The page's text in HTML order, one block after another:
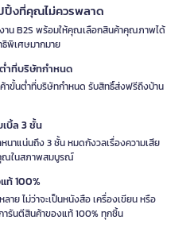
ปิ้งที่คุณไม่ควรพลาด
าน B2S พร้อมให้คุณเลือกสินค้าคุณภาพได้
พิเศษมากมาย
ำที่บริษัทกำหนด
ขั้นต่ำที่บริษัทกำหนด รับสิทธิ์ส่งฟรีถึงบ้าน
บิ้ล 3 ชั้น
าแน่นถึง 3 ชั้น หมดกังวลเรื่องความเสีย
ณในสภาพสมบูรณ์
ท้ 100%
ย ไม่ว่าจะเป็นหนังสือ เครื่องเขียน หรือ
ารันตีสินค้าของแท้ 100% ทุกชิ้น